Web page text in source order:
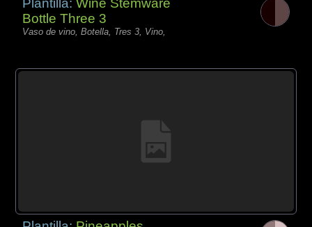
Plantilla:Wine Stemware
Bottle Three 3
Vaso de vino, Botella, Tres 3, Vino,